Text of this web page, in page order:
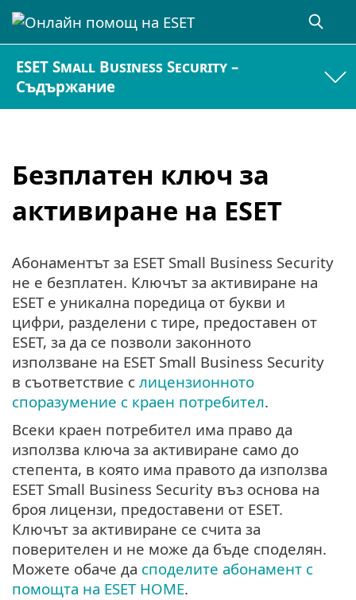
ESET Small Business Security –
Съдържание
Безплатен ключ за
активиране на ESET
Абонаментът за ESET Small Business Security
не е безплатен. Ключът за активиране на
ESET е уникална поредица от букви и
цифри, разделени с тире, предоставен от
ESET, за да се позволи законното
използване на ESET Small Business Security
в съответствие с лицензионното
споразумение с краен потребител.
Всеки краен потребител има право да
използва ключа за активиране само до
степента, в която има правото да използва
ESET Small Business Security въз основа на
броя лицензи, предоставени от ESET.
Ключът за активиране се счита за
поверителен и не може да бъде споделян.
Можете обаче да споделите абонамент с
помощта на ESET HOME.